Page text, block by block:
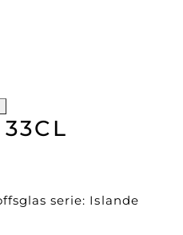
serie: Islande